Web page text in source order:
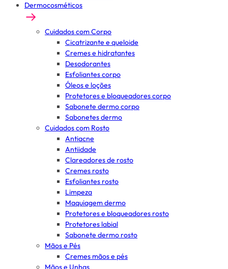
Dermocosméticos
Cuidados com Corpo
Cicatrizante e queloide
Cremes e hidratantes
Desodorantes
Esfoliantes corpo
Óleos e loções
Protetores e bloqueadores corpo
Sabonete dermo corpo
Sabonetes dermo
Cuidados com Rosto
Antiacne
Antiidade
Clareadores de rosto
Cremes rosto
Esfoliantes rosto
Limpeza
Maquiagem dermo
Protetores e bloqueadores rosto
Protetores labial
Sabonete dermo rosto
Mãos e Pés
Cremes mãos e pés
Mãos e Unhas